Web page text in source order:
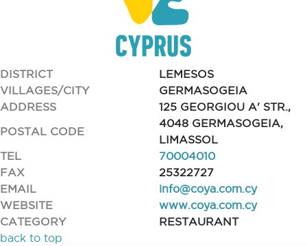
DISTRICT
LEMESOS
VILLAGES/CITY
GERMASOGEIA
ADDRESS
125 GEORGIOU A' STR.,
POSTAL CODE
4048 GERMASOGEIA,
LIMASSOL
TEL
70004010
FAX
25322727
EMAIL
info@coya.com.cy
WEBSITE
www.coya.com.cy
CATEGORY
RESTAURANT
back to top